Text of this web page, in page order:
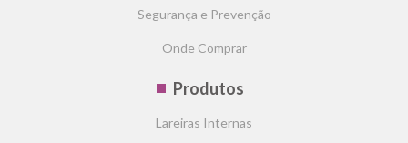
Segurança e Prevenção
Onde Comprar
Produtos
Lareiras Internas